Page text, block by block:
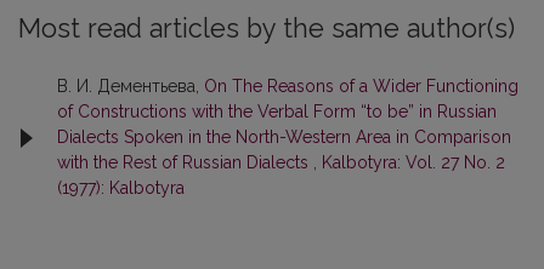
Most read articles by the same author(s)
В. И. Дементьева, On The Reasons of a Wider Functioning
of Constructions with the Verbal Form “to be” in Russian
Dialects Spoken in the North-Western Area in Comparison
with the Rest of Russian Dialects
Kalbotyra: Vol. 27 No. 2
(1977): Kalbotyra